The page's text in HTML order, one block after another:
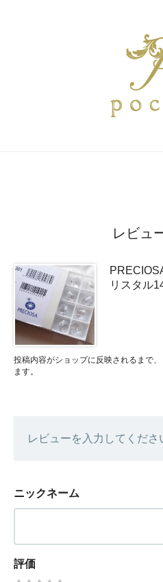
レビュ
リスタル
投稿内容がショップに反映されるまで
ます。
レビューを入力してくださ
ニックネーム
評価